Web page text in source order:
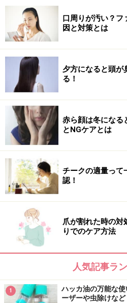
アロマオイルなら香りが
市販のクリームもいいけど、
みませんか？
植物オイルはしっとりさせる
くれます。たんに塗るだけでも
トリートメントしてみてくだ
が広がってリラックスできま
ベースになるオイルはキャリ
スィートアーモンドオイルは
なく、やわらかくしてくれます
■キャリアオイルについて
⇒スキンケアの名脇役！「キ
口周りが汚い？フ
因と対策とは
夕方になると頭
る！
赤ら顔は冬になる
とNGケアとは
チークの適量って
認！
爪が割れた時の対
りでのケア方法
人気記事ラ
1
ハッカ油の万能な
ーザーや虫除けなど